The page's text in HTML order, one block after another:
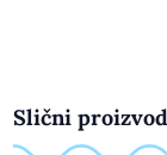
Slični